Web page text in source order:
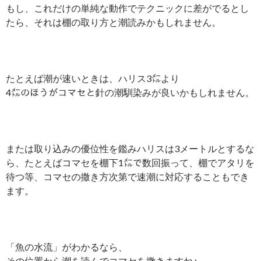
もし、これだけの単純な動作でテクニックに差がでるとし
たら、それは棚の取り方と潮読みかもしれません。
たとえば潮が速いときは、ハリス3㍍より
4㍍のほうがコマセと針の潮馴染みが良いかもしれません。
または取り込みの優位性を鑑みハリスは3メートルとするな
ら、たとえばコマセを棚下1㍍で数回振って、棚でアタリを
待つ等、コマセの撒き方次第で速潮に対応することもでき
ます。
「魚の水流」がわかるなら、